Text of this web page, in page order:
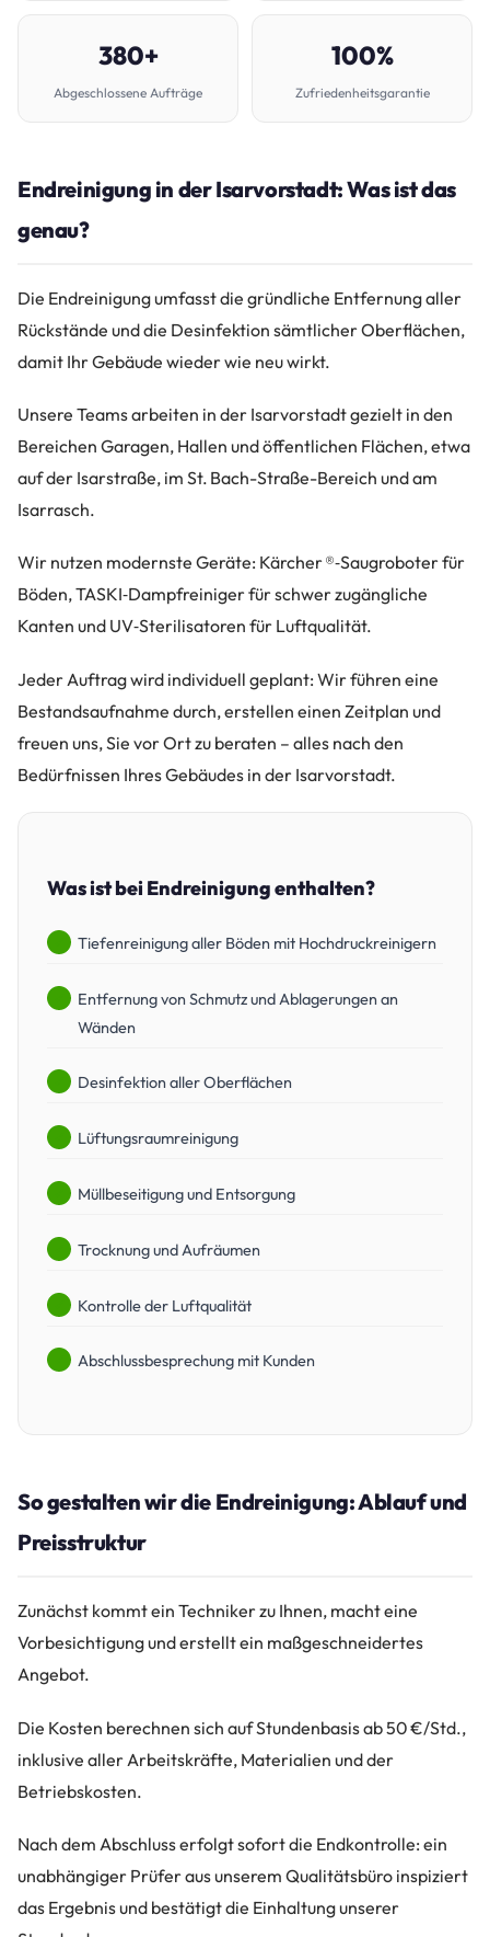
380+
Abgeschlossene Aufträge
100%
Zufriedenheitsgarantie
Endreinigung in der Isarvorstadt: Was ist das
genau?
Die Endreinigung umfasst die gründliche Entfernung aller
Rückstände und die Desinfektion sämtlicher Oberflächen,
damit Ihr Gebäude wieder wie neu wirkt.
Unsere Teams arbeiten in der Isarvorstadt gezielt in den
Bereichen Garagen, Hallen und öffentlichen Flächen, etwa
auf der Isarstraße, im St. Bach-Straße-Bereich und am
Isarrasch.
Wir nutzen modernste Geräte: Kärcher ®‑Saugroboter für
Böden, TASKI‑Dampfreiniger für schwer zugängliche
Kanten und UV‑Sterilisatoren für Luftqualität.
Jeder Auftrag wird individuell geplant: Wir führen eine
Bestandsaufnahme durch, erstellen einen Zeitplan und
freuen uns, Sie vor Ort zu beraten – alles nach den
Bedürfnissen Ihres Gebäudes in der Isarvorstadt.
Was ist bei Endreinigung enthalten?
Tiefenreinigung aller Böden mit Hochdruckreinigern
Entfernung von Schmutz und Ablagerungen an
Wänden
Desinfektion aller Oberflächen
Lüftungsraumreinigung
Müllbeseitigung und Entsorgung
Trocknung und Aufräumen
Kontrolle der Luftqualität
Abschlussbesprechung mit Kunden
So gestalten wir die Endreinigung: Ablauf und
Preisstruktur
Zunächst kommt ein Techniker zu Ihnen, macht eine
Vorbesichtigung und erstellt ein maßgeschneidertes
Angebot.
Die Kosten berechnen sich auf Stundenbasis ab 50 €/Std.,
inklusive aller Arbeitskräfte, Materialien und der
Betriebskosten.
Nach dem Abschluss erfolgt sofort die Endkontrolle: ein
unabhängiger Prüfer aus unserem Qualitätsbüro inspiziert
das Ergebnis und bestätigt die Einhaltung unserer